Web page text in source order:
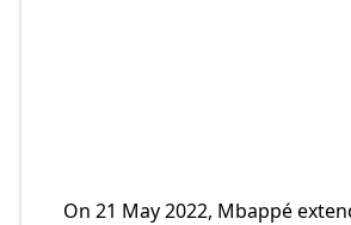
On 21 May 2022, Mbappé